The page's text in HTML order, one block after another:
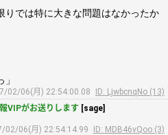
りでは特に大きな問題はなかったか
02/06(月) 22:54:00.08
ID: LjwbcnqNo (13)
VIPがお送りします [sage]
02/06(月) 22:54:14.99
ID: MDB46vQoo (3)